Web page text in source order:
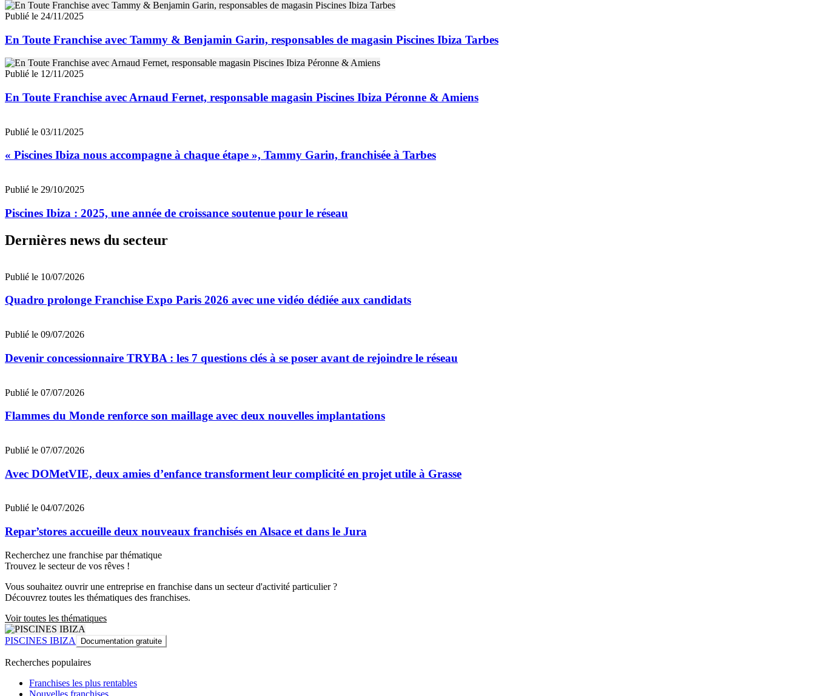
Publié le 24/11/2025
En Toute Franchise avec Tammy & Benjamin Garin, responsables de magasin Piscines Ibiza Tarbes
Publié le 12/11/2025
En Toute Franchise avec Arnaud Fernet, responsable magasin Piscines Ibiza Péronne & Amiens
Publié le 03/11/2025
« Piscines Ibiza nous accompagne à chaque étape », Tammy Garin, franchisée à Tarbes
Publié le 29/10/2025
Piscines Ibiza : 2025, une année de croissance soutenue pour le réseau
Dernières news du secteur
Publié le 10/07/2026
Quadro prolonge Franchise Expo Paris 2026 avec une vidéo dédiée aux candidats
Publié le 09/07/2026
Devenir concessionnaire TRYBA : les 7 questions clés à se poser avant de rejoindre le réseau
Publié le 07/07/2026
Flammes du Monde renforce son maillage avec deux nouvelles implantations
Publié le 07/07/2026
Avec DOMetVIE, deux amies d’enfance transforment leur complicité en projet utile à Grasse
Publié le 04/07/2026
Repar’stores accueille deux nouveaux franchisés en Alsace et dans le Jura
Recherchez une franchise par thématique
Trouvez le secteur de vos rêves !
Vous souhaitez ouvrir une entreprise en franchise dans un secteur d'activité particulier ?
Découvrez toutes les thématiques des franchises.
Voir toutes les thématiques
PISCINES IBIZA Documentation gratuite
Recherches populaires
Franchises les plus rentables
Nouvelles franchises